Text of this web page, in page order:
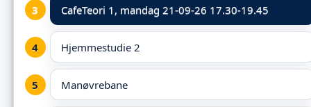
CafeTeori 1, mandag 21-09-26 17.30-19.45
Hjemmestudie 2
Manøvrebane